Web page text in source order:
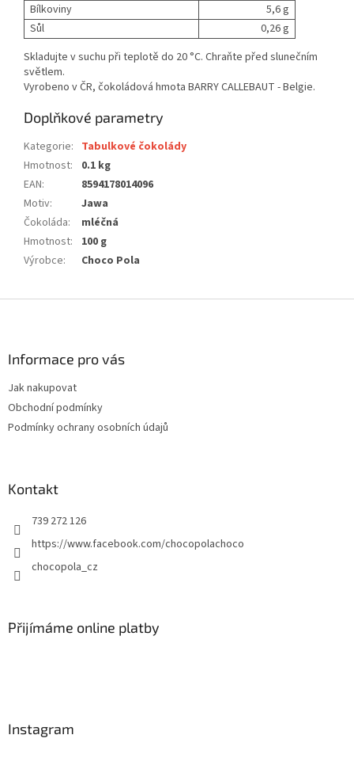
Bílkoviny
5,6 g
Sůl
0,26 g
Skladujte v suchu při teplotě do 20 °C. Chraňte před slunečním
světlem.
Vyrobeno v ČR, čokoládová hmota BARRY CALLEBAUT - Belgie.
Doplňkové parametry
Kategorie: Tabulkové čokolády
Hmotnost:
0.1 kg
EAN:
8594178014096
Motiv:
Jawa
Čokoláda:
mléčná
Hmotnost:
100 g
Výrobce: Choco Pola
Informace pro vás
Jak nakupovat
Obchodní podmínky
Podmínky ochrany osobních údajů
Kontakt
739 272 126
https://www.facebook.com/chocopolachoco
chocopola_cz
Přijímáme online platby
Instagram